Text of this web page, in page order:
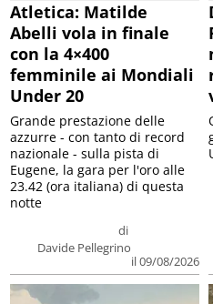
Atletica: Matilde
Abelli vola in finale
con la 4×400
femminile ai Mondiali
Under 20
di
Davide Pellegrino
il 09/08/2026
Grande prestazione delle
azzurre - con tanto di record
nazionale - sulla pista di
Eugene, la gara per l'oro alle
23.42 (ora italiana) di questa
notte